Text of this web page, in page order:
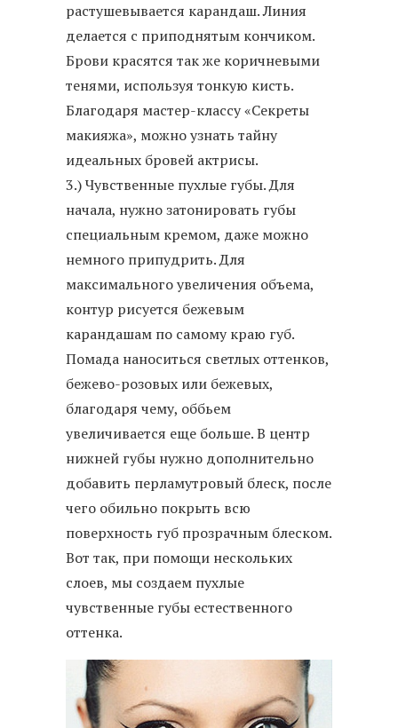
растушевывается карандаш. Линия
делается с приподнятым кончиком.
Брови красятся так же коричневыми
тенями, используя тонкую кисть.
Благодаря мастер-классу «Секреты
макияжа», можно узнать тайну
идеальных бровей актрисы.
3.) Чувственные пухлые губы. Для
начала, нужно затонировать губы
специальным кремом, даже можно
немного припудрить. Для
максимального увеличения объема,
контур рисуется бежевым
карандашам по самому краю губ.
Помада наноситься светлых оттенков,
бежево-розовых или бежевых,
благодаря чему, оббьем
увеличивается еще больше. В центр
нижней губы нужно дополнительно
добавить перламутровый блеск, после
чего обильно покрыть всю
поверхность губ прозрачным блеском.
Вот так, при помощи нескольких
слоев, мы создаем пухлые
чувственные губы естественного
оттенка.